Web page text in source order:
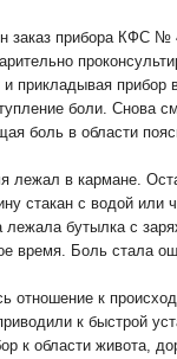
заказ прибора КФС №
и прикладывая прибор
боли. Снова
боль в области
лежал в кармане.
стакан с водой или
лежала бутылка с
время. Боль стала
отношение к
к быстрой
к области живота,